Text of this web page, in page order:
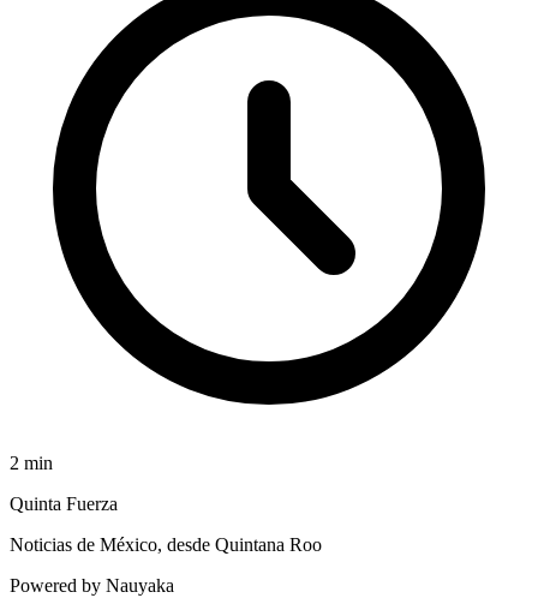
2 min
Quinta Fuerza
Noticias de México, desde Quintana Roo
Powered by Nauyaka